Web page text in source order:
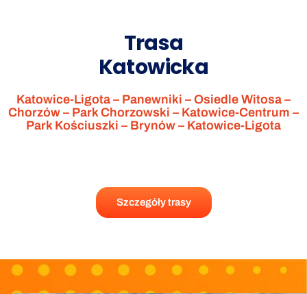
Trasa
Katowicka
Katowice-Ligota – Panewniki – Osiedle Witosa –
Chorzów – Park Chorzowski – Katowice-Centrum –
Park Kościuszki – Brynów – Katowice-Ligota
Szczegóły trasy